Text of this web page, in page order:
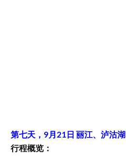
第七天，9月21日 丽江、泸沽湖
行程概览：